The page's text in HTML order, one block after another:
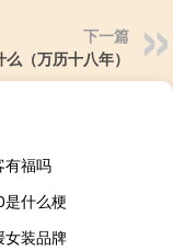
下一篇
（万历十八年）
有福吗
什么梗
女装品牌